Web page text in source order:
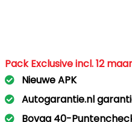
Pack Exclusive incl. 12
Nieuwe APK
Autogarantie.nl
Bovag 40-